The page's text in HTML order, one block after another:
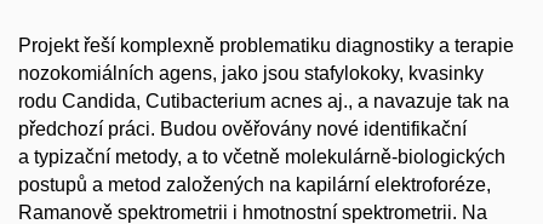
Projekt řeší komplexně problematiku diagnostiky a terapie
nozokomiálních agens, jako jsou stafylokoky, kvasinky
rodu Candida, Cutibacterium acnes aj., a navazuje tak na
předchozí práci. Budou ověřovány nové identifikační
a typizační metody, a to včetně molekulárně-biologických
postupů a metod založených na kapilární elektroforéze,
Ramanově spektrometrii i hmotnostní spektrometrii. Na